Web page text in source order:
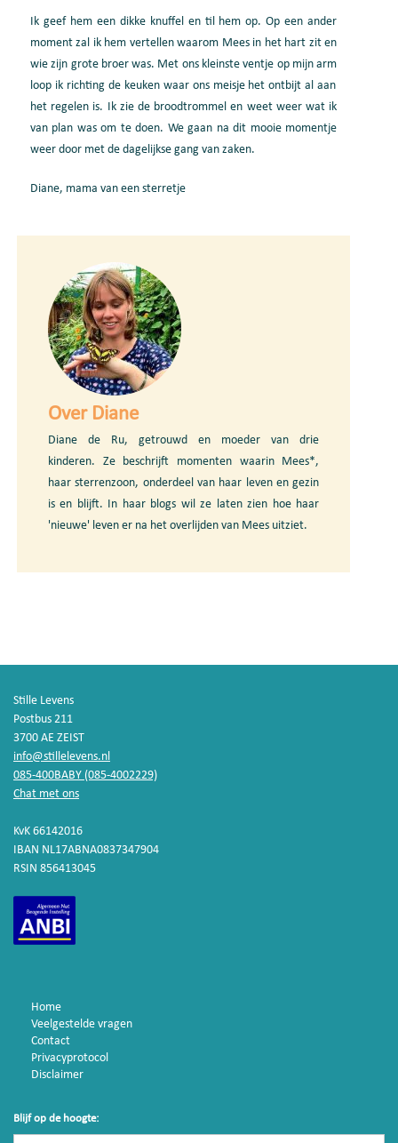
Ik geef hemeen dikke knuffel en til hem op.Op een ander
moment zal ik hem vertellenwaarom Mees in het hart zit en
wie zijn grote broer was. Met ons kleinste ventje op mijn arm
loop ik richting de keuken waar ons meisje het ontbijt al aan
het regelen is. Ik zie de broodtrommel en weet weer wat ik
van plan was om te doen. We gaan na dit mooie momentje
weer door met de dagelijkse gang van zaken.
Diane, mama van een sterretje
Over Diane
Diane de Ru, getrouwd en moeder van drie
kinderen. Ze beschrijft momenten waarin Mees*,
haar sterrenzoon, onderdeel van haar leven en gezin
is en blijft. In haar blogs wil ze laten zien hoe haar
'nieuwe' leven er na het overlijden van Mees uitziet.
Stille Levens
Postbus 211
3700 AE ZEIST
info@stillelevens.nl
085-400BABY (085-4002229)
Chat met ons
KvK 66142016
IBAN NL17ABNA0837347904
RSIN 856413045
Home
Veelgestelde vragen
Contact
Privacyprotocol
Disclaimer
Blijf op de hoogte: